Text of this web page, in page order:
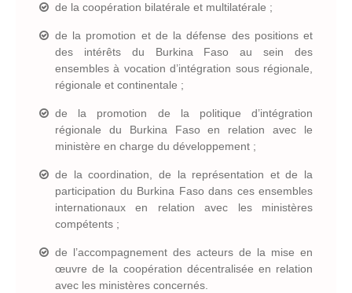
de la coopération bilatérale et multilatérale ;
de la promotion et de la défense des positions et
des intérêts du Burkina Faso au sein des
ensembles à vocation d’intégration sous régionale,
régionale et continentale ;
de la promotion de la politique d’intégration
régionale du Burkina Faso en relation avec le
ministère en charge du développement ;
de la coordination, de la représentation et de la
participation du Burkina Faso dans ces ensembles
internationaux en relation avec les ministères
compétents ;
de l’accompagnement des acteurs de la mise en
œuvre de la coopération décentralisée en relation
avec les ministères concernés.